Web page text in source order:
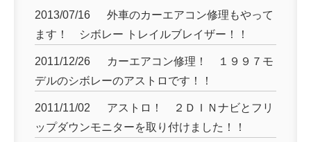
2013/07/16
外車のカーエアコン修理もやって
ます！ シボレー トレイルブレイザー！！
2011/12/26
カーエアコン修理！ １９９７モ
デルのシボレーのアストロです！！
2011/11/02
アストロ！ ２ＤＩＮナビとフリ
ップダウンモニターを取り付けました！！